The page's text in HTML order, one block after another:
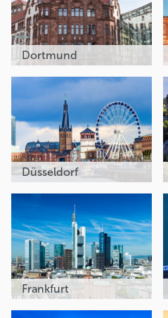
Dortmund
Düsseldorf
Frankfurt